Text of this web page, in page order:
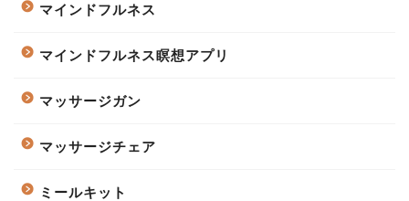
マインドフルネス
マインドフルネス瞑想アプリ
マッサージガン
マッサージチェア
ミールキット